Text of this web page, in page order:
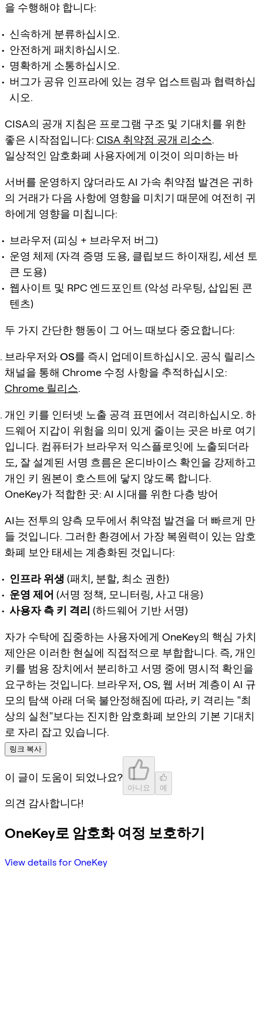
을 수행해야 합니다:
신속하게 분류하십시오.
안전하게 패치하십시오.
명확하게 소통하십시오.
버그가 공유 인프라에 있는 경우 업스트림과 협력하십
시오.
CISA의 공개 지침은 프로그램 구조 및 기대치를 위한
좋은 시작점입니다: CISA 취약점 공개 리소스.
일상적인 암호화폐 사용자에게 이것이 의미하는 바
서버를 운영하지 않더라도 AI 가속 취약점 발견은 귀하
의 거래가 다음 사항에 영향을 미치기 때문에 여전히 귀
하에게 영향을 미칩니다:
브라우저 (피싱 + 브라우저 버그)
운영 체제 (자격 증명 도용, 클립보드 하이재킹, 세션 토
큰 도용)
웹사이트 및 RPC 엔드포인트 (악성 라우팅, 삽입된 콘
텐츠)
두 가지 간단한 행동이 그 어느 때보다 중요합니다:
브라우저와 OS를 즉시 업데이트하십시오. 공식 릴리스
채널을 통해 Chrome 수정 사항을 추적하십시오:
Chrome 릴리스.
개인 키를 인터넷 노출 공격 표면에서 격리하십시오. 하
드웨어 지갑이 위험을 의미 있게 줄이는 곳은 바로 여기
입니다. 컴퓨터가 브라우저 익스플로잇에 노출되더라
도, 잘 설계된 서명 흐름은 온디바이스 확인을 강제하고
개인 키 원본이 호스트에 닿지 않도록 합니다.
OneKey가 적합한 곳: AI 시대를 위한 다층 방어
AI는 전투의 양측 모두에서 취약점 발견을 더 빠르게 만
들 것입니다. 그러한 환경에서 가장 복원력이 있는 암호
화폐 보안 태세는 계층화된 것입니다:
인프라 위생 (패치, 분할, 최소 권한)
운영 제어 (서명 정책, 모니터링, 사고 대응)
사용자 측 키 격리 (하드웨어 기반 서명)
자가 수탁에 집중하는 사용자에게 OneKey의 핵심 가치
제안은 이러한 현실에 직접적으로 부합합니다. 즉, 개인
키를 범용 장치에서 분리하고 서명 중에 명시적 확인을
요구하는 것입니다. 브라우저, OS, 웹 서버 계층이 AI 규
모의 탐색 아래 더욱 불안정해짐에 따라, 키 격리는 "최
상의 실천"보다는 진지한 암호화폐 보안의 기본 기대치
로 자리 잡고 있습니다.
링크 복사
이 글이 도움이 되었나요?
아니요 예
의견 감사합니다!
OneKey로 암호화 여정 보호하기
View details for OneKey